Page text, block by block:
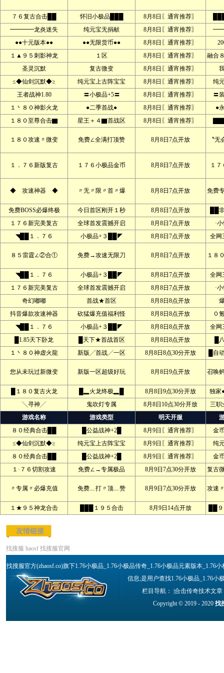
７６复古合击██ 怀旧小极品███ 8月8日〖通宵推荐〗
━━━━龙炎迷失
纯元宝无捐献 8月8日〖通宵推荐〗
━━
●●十元版本●●
●●无限货币●● 8月8日〖通宵推荐〗
１▲９５刺影神龙
１区 8月8日〖通宵推荐〗
融合
圣灵沉默
复古微变 8月8日〖通宵推荐〗
≤◆仙剑沉默◆≥
纯元宝上古阵宝宝 8月8日〖通宵推荐〗
纯
王者战神1.80
〓小极品+5〓 8月8日〖通宵推荐〗
〓
１丶８０神影火龙
●二季首战● 8月8日〖通宵推荐〗
●
１８０至尊合击▇
星王＋４▇首战区 8月8日〖通宵推荐〗
１８０攻速〃微变 免费∠全满打顶赞 8月8日7点开放 〝
１．７６新版复古 １７６小极品金币 8月8日7点开放 １
◆ 攻速神器 ◆ 〃无〃限〃首〃爆 8月8日7点开放 免费
免费BOSS必爆终极 今日首区刚开１秒 8月8日7点开放
██
１７６新完美复古
全球首发震撼开启 8月8日7点开放
·
◥██１．７６
小极品+３██◤ 8月8日7点开放 全网
８５雷霆∠②合① 免费→攻速无限刀 8月8日7点开放 １８
◥██１．７６ 小极品+３██◤ 8月8日7点开放
全网
１７６新完美复古
全球首发震撼开启 8月8日7点开放
·
奇幻嘟嘟
首战★首区 8月8日8点开放
抖音爆款攻速神器
砍猛爆充值福利怪 8月8日8点开放
０
◥██１．７６
小极品+３██◤ 8月8日8点开放
全网
█1.85天下卧龙
█天下★首战首区 8月8日8点开放
█
１丶８０神虚火龍
新版╱首战╱一区 8月8日8点30分开放 █自
您从未玩过新微变 新版一区超级好玩 8月8日9点开放 召唤
█１８０复古火龙 █▂火龙终极▂█ 8月8日9点30分开放
独家
╲寻神╱
鬼吹灯专属 8月8日10点30分开放
三职
游戏名称
游戏类型 明天开服
８０经典合击██
█公益战神+2█ 8月9日〖通宵推荐〗
金
≤◆仙剑沉默◆≥
纯元宝上古阵宝宝 8月9日〖通宵推荐〗
纯
８０经典合击██
█公益战神+2█ 8月9日〖通宵推荐〗
金
１·７６切割攻速
免费∠→专属极品 8月9日7点30分开放 复古
〃专属〃必爆充值 免费﹏打〃顶﹏赞 8月9日7点30分开放 攻速
１★９５神龙合击 ███１９５合击 8月9日14点开放 ██
友情链接
找搜服 haosf 找搜服官网
找搜服官方(zhaosf.co)旗下1.76小极品_1.76小极品传奇_1.76小极品元素版本
信息;是用户查找1.76小极品_1.76小
栏目导航： |合击传奇技术文章
Copyright © 2019 - 2020找